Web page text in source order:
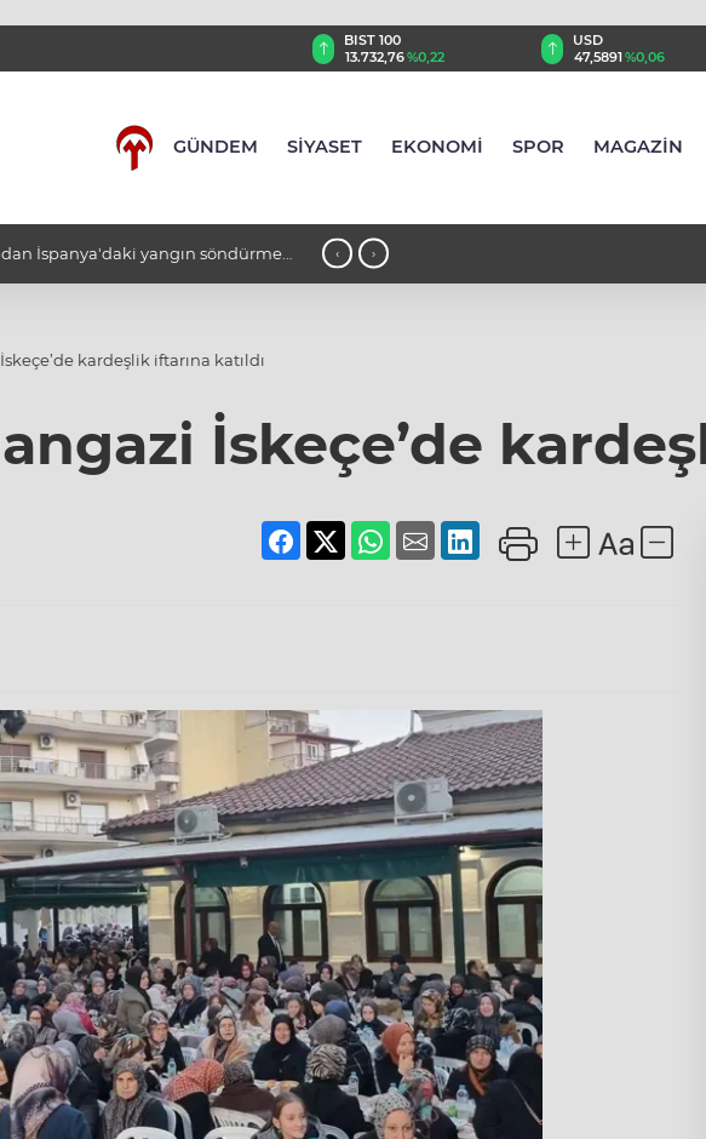
BIST 100
13.732,76%0,22
USD
47,5891%0,06
GÜNDEM SİYASET EKONOMİ SPOR MAGAZİN
İspanya'daki yangın söndürme ‹ ›
kardeşlik iftarına katıldı
İskeçe’de